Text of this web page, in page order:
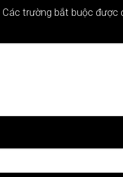
Các trường bắt buộc được